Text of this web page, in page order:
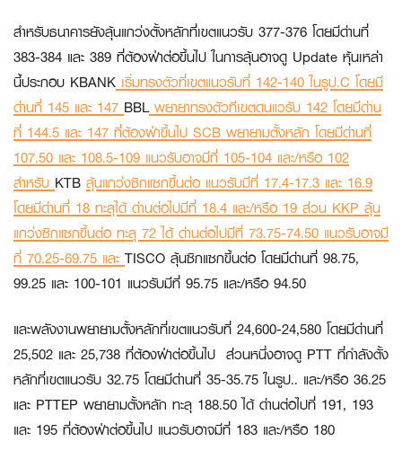
สำหรับธนาคารยังลุ้นแกว่งตั้งหลักที่เขตแนวรับ 377-376 โดยมีด่านที่
383-384 และ 389 ที่ต้องฝ่าต่อขึ้นไป ในการลุ้นอาจดู Update หุ้นเหล่า
นี้ประกอบ KBANK เริ่มทรงตัวที่เขตแนวรับที่ 142-140 ในรูป.C โดยมี
ด่านที่ 145 และ 147 BBLพยายาทรงตัวทีเขตดนแวรับ 142 โดยมีด่าน
ที่ 144.5 และ 147 ที่ต้องฝ่าขึ้นไป SCB พยายามตั้งหลัก โดยมีด่านที่
107.50 และ 108.5-109 แนวรับอาจมีที่ 105-104 และ/หรือ 102
สำหรับ KTB ลุ้นแกว่งซิกแซกขึ้นต่อ แนวรับมีที่ 17.4-17.3 และ 16.9
โดยมีด่านที่ 18 ทะลุได้ ด่านต่อไปมีที่ 18.4 และ/หรือ 19 ส่วน KKP ลุ้น
แกว่งซิกแซกขึ้นต่อ ทะลุ 72 ได้ ด่านต่อไปมีที่ 73.75-74.50 แนวรับอาจมี
ที่ 70.25-69.75 และ TISCO ลุ้นซิกแซกขึ้นต่อ โดยมีด่านที่ 98.75,
99.25 และ 100-101 แนวรับมีที่ 95.75 และ/หรือ 94.50
และพลังงานพยายามตั้งหลักที่เขตแนวรับที่ 24,600-24,580 โดยมีด่านที่
25,502 และ 25,738 ที่ต้องฝ่าต่อขึ้นไป ส่วนหนึ่งอาจดู PTT ที่กำลังตั้ง
หลักที่เขตแนวรับ 32.75 โดยมีด่านที่ 35-35.75 ในรูป.. และ/หรือ 36.25
และ PTTEP พยายามตั้งหลัก ทะลุ 188.50 ได้ ด่านต่อไปที่ 191, 193
และ 195 ที่ต้องฝ่าต่อขึ้นไป แนวรับอาจมีที่ 183 และ/หรือ 180